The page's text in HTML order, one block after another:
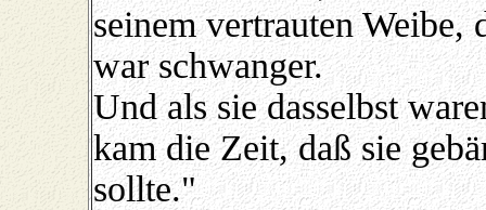
seinem vertrauten Weibe,
war schwanger.
Und als sie dasselbst
kam die Zeit, daß sie
sollte."